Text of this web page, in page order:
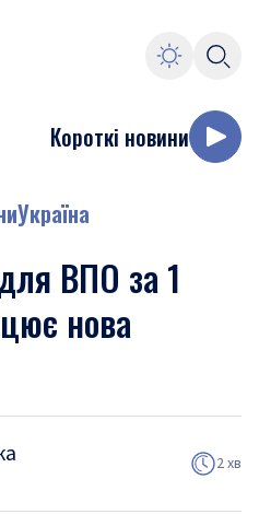
Короткі новини
Україна
ВПО за 1
нова
2 хв